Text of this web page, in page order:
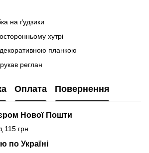
на ґудзики
хутрі
декоративною планкою
реглан
Оплата Повернення
Нової Пошти
115 грн
по Україні